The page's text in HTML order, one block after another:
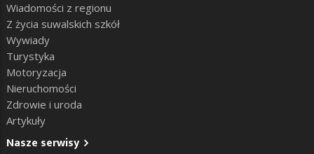
Wiadomości z regionu
Z życia suwalskich szkół
Wywiady
Turystyka
Motoryzacja
Nieruchomości
Zdrowie i uroda
Artykuły
Nasze serwisy